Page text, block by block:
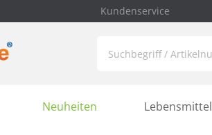
Kundenservice
Neuheiten Lebensmittel